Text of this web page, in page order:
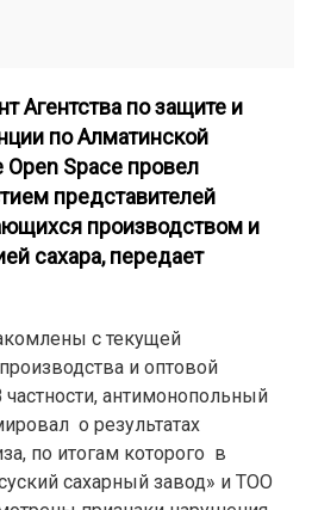
Агентства по защите и
по Алматинской
Space провел
представителей
производством и
сахара, передает
с текущей
и оптовой
частности, антимонопольный
о результатах
по итогам которого в
сахарный завод» и ТОО